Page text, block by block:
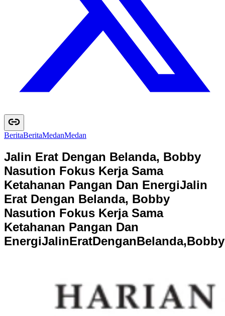
BeritaBeritaMedanMedan
Jalin Erat Dengan Belanda, Bobby
Nasution Fokus Kerja Sama
Ketahanan Pangan Dan EnergiJalin
Erat Dengan Belanda, Bobby
Nasution Fokus Kerja Sama
Ketahanan Pangan Dan
EnergiJalinEratDenganBelanda,Bobby